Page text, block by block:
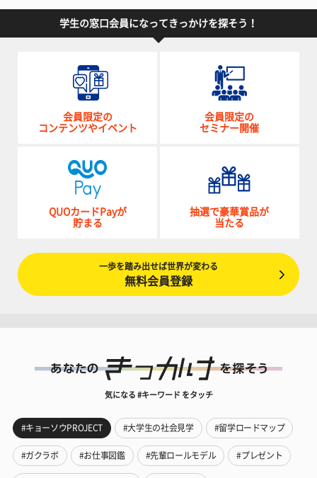
学生の窓口会員になってきっかけを探そう！
会員限定の
コンテンツやイベント
会員限定の
セミナー開催
QUOカードPayが
貯まる
抽選で豪華賞品が
当たる
一歩を踏み出せば世界が変わる
無料会員登録
気になる #キーワード をタッチ
#キョーソウPROJECT #大学生の社会見学 #留学ロードマップ
#ガクラボ #お仕事図鑑 #先輩ロールモデル #プレゼント